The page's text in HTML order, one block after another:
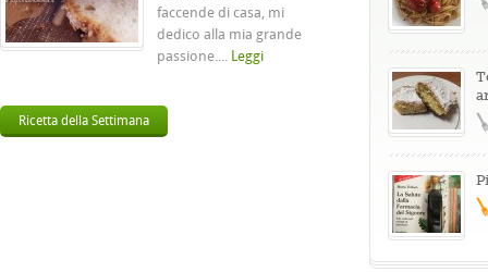
faccende di casa, mi
dedico alla mia grande
passione.... Leggi
Ricetta della Settimana